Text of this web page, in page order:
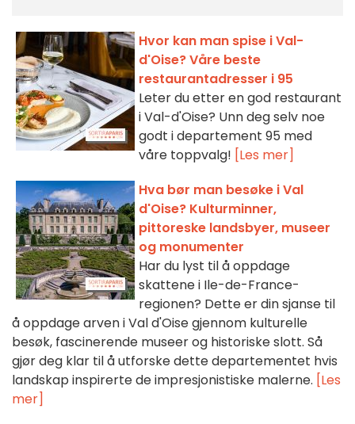
Hvor kan man spise i Val-
d'Oise? Våre beste
restaurantadresser i 95
Leter du etter en god restaurant
i Val-d'Oise? Unn deg selv noe
godt i departement 95 med
våre toppvalg! [Les mer]
Hva bør man besøke i Val
d'Oise? Kulturminner,
pittoreske landsbyer, museer
og monumenter
Har du lyst til å oppdage
skattene i Ile-de-France-
regionen? Dette er din sjanse til
å oppdage arven i Val d'Oise gjennom kulturelle
besøk, fascinerende museer og historiske slott. Så
gjør deg klar til å utforske dette departementet hvis
landskap inspirerte de impresjonistiske malerne. [Les
mer]